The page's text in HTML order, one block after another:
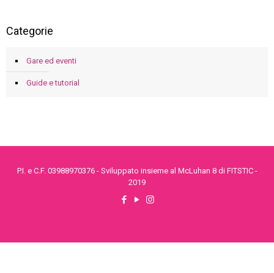
Categorie
Gare ed eventi
Guide e tutorial
P.I. e C.F. 03988970376 - Sviluppato insieme al McLuhan 8 di FITSTIC -
2019